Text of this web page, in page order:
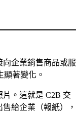
向企業銷售商品或服
著變化。
。這就是 C2B 交
給企業（報紙），